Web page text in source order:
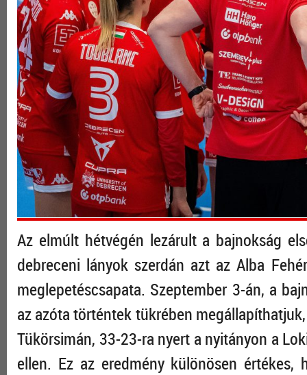
Az elmúlt hétvégén lezárult a bajnokság
debreceni lányok szerdán azt az Alba
meglepetéscsapata. Szeptember 3-án, a
az azóta történtek tükrében
Tükörsimán, 33-23-ra nyert a nyitányon a
ellen. Ez az eredmény különösen